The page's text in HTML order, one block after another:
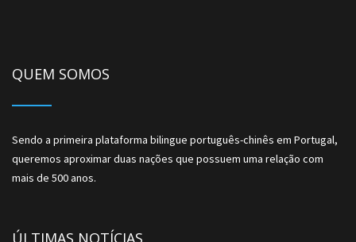
QUEM SOMOS
Sendo a primeira plataforma bilingue português-chinês em Portugal,
queremos aproximar duas nações que possuem uma relação com
mais de 500 anos.
ÚLTIMAS NOTÍCIAS